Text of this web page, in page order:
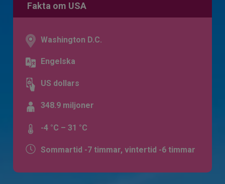
Fakta om USA
Washington D.C.
Engelska
US dollars
348.9 miljoner
-4 °C – 31 °C
Sommartid -7 timmar, vintertid -6 timmar